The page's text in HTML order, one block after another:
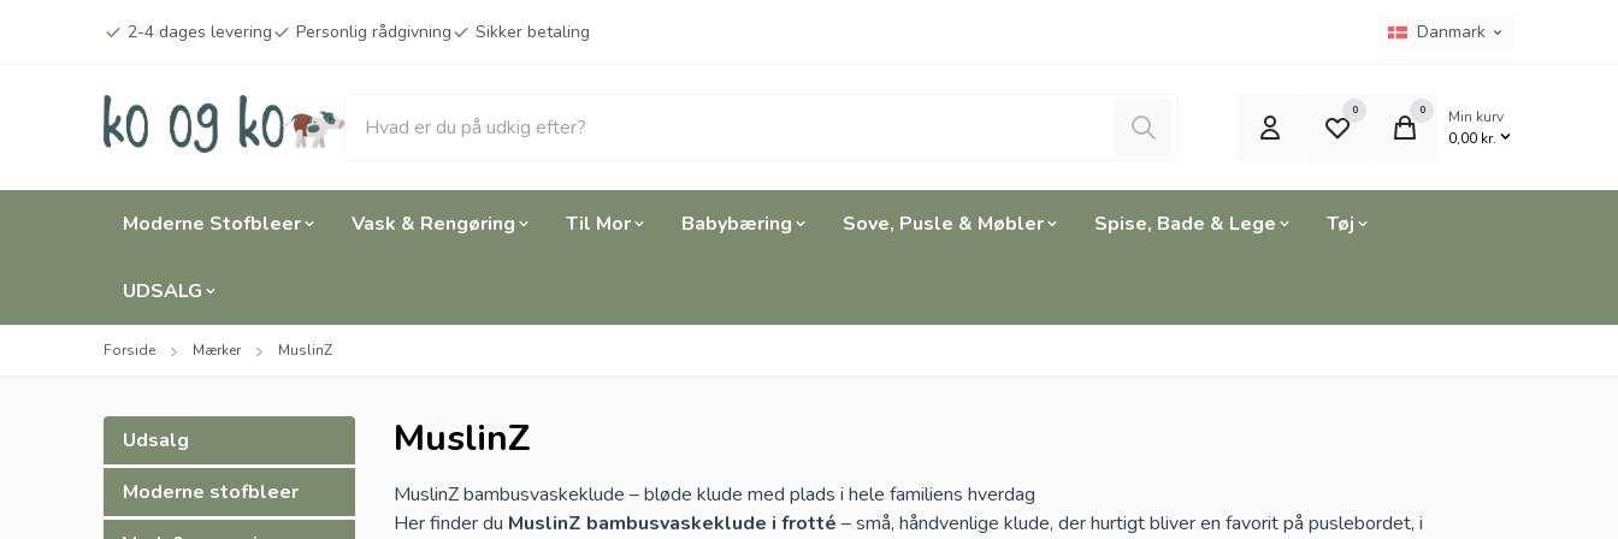
2-4 dages levering Personlig rådgivning Sikker betaling Sprogvælger
Nuværende sprog er:
Danmark
Søg
0 0
Min kurv
0,00 kr.
Moderne Stofbleer Vask & Rengøring Til Mor Babybæring Sove, Pusle & Møbler Spise, Bade & Lege Tøj
UDSALG
Forside Mærker MuslinZ
Udsalg
Moderne stofbleer
MuslinZ
MuslinZ bambusvaskeklude – bløde klude med plads i hele familiens hverdag
Her finder du MuslinZ bambusvaskeklude i frotté – små, håndvenlige klude, der hurtigt bliver en favorit på puslebordet, i